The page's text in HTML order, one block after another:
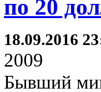
по 20
18.09.2016
2009
Бывший